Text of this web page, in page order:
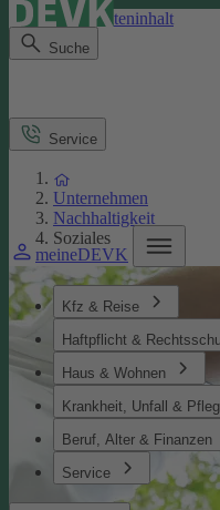
Direkt zum Seiteninhalt
Suche
meineDEVK
Kfz & Reise
Haftpflicht &
Haus & Wohnen
Krankheit, Unfall &
Beruf, Alter & Finanzen
Service
Service
Unternehmen
Nachhaltigkeit
Soziales